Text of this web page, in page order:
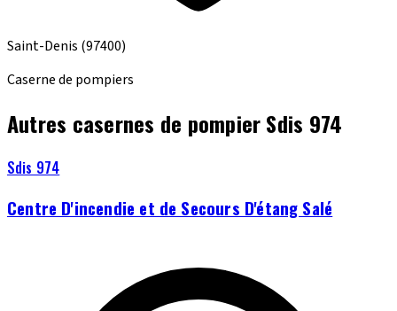
Saint-Denis (97400)
Caserne de pompiers
Autres casernes de pompier Sdis 974
Sdis 974
Centre D'incendie et de Secours D'étang Salé